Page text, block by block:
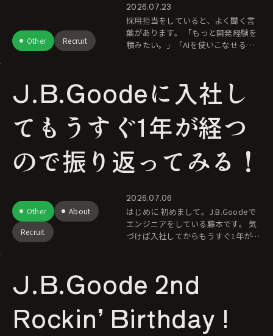
Other Recruit
2026.07.23
採用担当をしていると、よく聞く言
葉があります。 「もっと開発経験を
積みたい。」「AIを使いこなせるよ
あげたい」 どれも、とて
J.B.Goodeに入社し
てもうすぐ1年が経つ
ので振り返ってみる！
Other
About
Recruit
2026.07.06
はじめに 初めまして。J.B.Goodeで
エンジニアをしている藤本です。 気
づけば入社してからもうすぐ1年が経
J.B.Goode 2nd
Rockin’ Birthday !